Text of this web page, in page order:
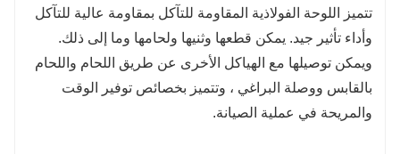
تتميز اللوحة الفولاذية المقاومة للتآكل بمقاومة عالية للتآكل
وأداء تأثير جيد. يمكن قطعها وثنيها ولحامها وما إلى ذلك.
ويمكن توصيلها مع الهياكل الأخرى عن طريق اللحام واللحام
بالقابس ووصلة البراغي ، وتتميز بخصائص توفير الوقت
والمريحة في عملية الصيانة.